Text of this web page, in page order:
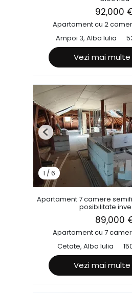
92,000
Apartament cu 2
Ampoi 3, Alba Iulia
Vezi mai
1 /6
Previous
Apartament 7 camere
posibilitate
89,000
Apartament cu 7
Cetate, Alba Iulia
Vezi mai